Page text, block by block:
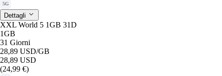
5G
Dettagli
XXL World 5 1GB 31D
1GB
31 Giorni
28,89 USD/GB
28,89 USD
(24,99 €)